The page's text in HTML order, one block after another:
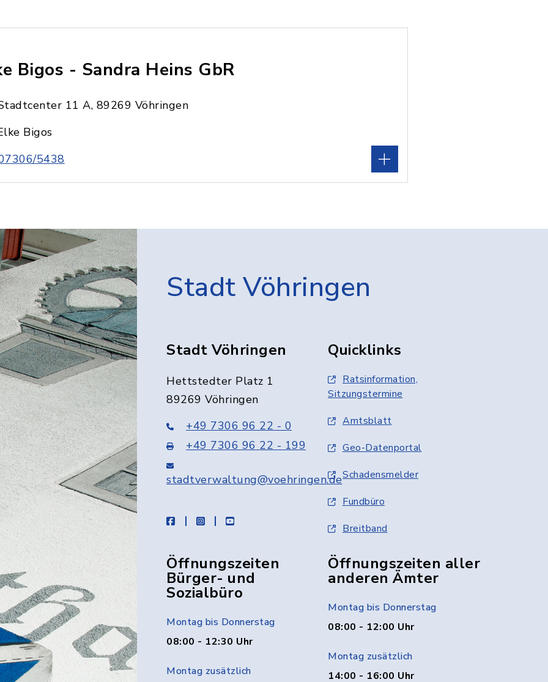
Bigos - Sandra Heins GbR
11 A, 89269 Vöhringen
Bigos
5438
Stadt Vöhringen
Stadt Vöhringen
Hettstedter Platz 1
89269 Vöhringen
+49 7306 96 22 - 0
+49 7306 96 22 - 199
stadtverwaltung@voehringen.de
facebookinstagramyoutube
Quicklinks
Ratsinformation,
Sitzungstermine
Amtsblatt
Geo-Datenportal
Schadensmelder
Fundbüro
Breitband
Öffnungszeiten
Bürger- und
Sozialbüro
Montag bis Donnerstag
08:00 - 12:30 Uhr
Montag zusätzlich
Öffnungszeiten aller
anderen Ämter
Montag bis Donnerstag
08:00 - 12:00 Uhr
Montag zusätzlich
14:00 - 16:00 Uhr